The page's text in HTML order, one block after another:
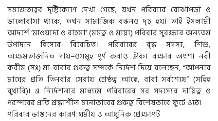
সমাজতত্ত্বের দৃষ্টিকোণে দেখা গেছে, যখন পরিবারে বোঝাপড়া ও
ভালোবাসা থাকে, তখন সামাজিক বন্ধনও দৃঢ় হয়। তাই ইসলামী
আদর্শে ‘মাওয়াদা ও রাহমা’ (মমত্ব ও মায়া) পরিবার সুরক্ষার অন্যতম
উপাদান হিসেবে বিবেচিত। পরিবারের বৃদ্ধ সদস্য, শিশু,
অক্ষমতাজনিত দায়–ওসমূহ পূর্ণ করাও ঐক্য রক্ষার অংশ। নবী
করীম (সঃ) মা-বাবার গুরুত্ব সম্পর্কে নির্দেশ দিয়ে বলেছেন, “আপনার
মায়ের প্রতি তিনবার সেবায় শ্রেষ্ঠত্ব আছে, বাবা সর্বশেষে” (সহিহ
বুখারি)। এ নির্দেশনার মাধ্যমে পরিবারের সব সদস্যের দায়িত্ব ও
পরস্পরের প্রতি শ্রদ্ধাশীল মনোভাবের গুরুত্ব বিশেষভাবে ফুটে ওঠে।
পরিবার ভাঙনের কারণ: ধর্মীয় ও আধুনিক প্রেক্ষাপট